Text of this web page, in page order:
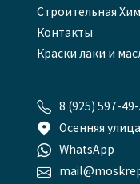
Строительная
Контакты
Краски лаки и
 8 (925) 597-
 Осенняя
 WhatsApp
